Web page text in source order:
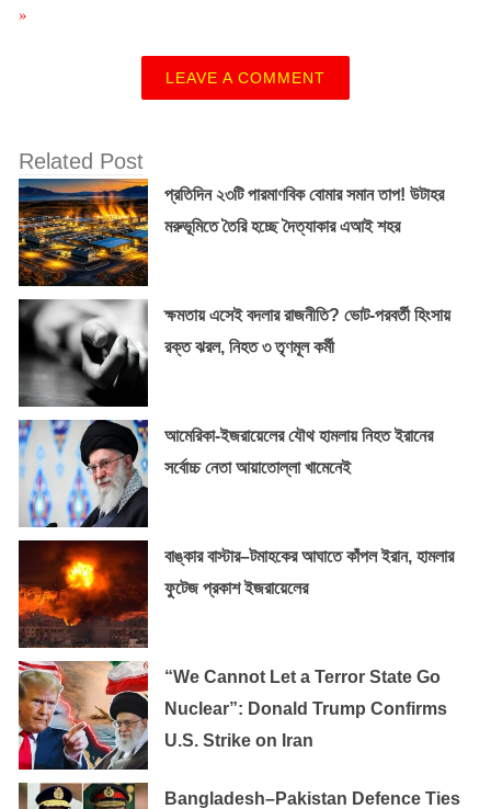
»
LEAVE A COMMENT
Related Post
প্রতিদিন ২৩টি পারমাণবিক বোমার সমান তাপ! উটাহর
মরুভূমিতে তৈরি হচ্ছে দৈত্যাকার এআই শহর
ক্ষমতায় এসেই বদলার রাজনীতি? ভোট-পরবর্তী হিংসায়
রক্ত ঝরল, নিহত ৩ তৃণমূল কর্মী
আমেরিকা-ইজরায়েলের যৌথ হামলায় নিহত ইরানের
সর্বোচ্চ নেতা আয়াতোল্লা খামেনেই
বাঙ্কার বাস্টার–টমাহকের আঘাতে কাঁপল ইরান, হামলার
ফুটেজ প্রকাশ ইজরায়েলের
“We Cannot Let a Terror State Go
Nuclear”: Donald Trump Confirms
U.S. Strike on Iran
Bangladesh–Pakistan Defence Ties